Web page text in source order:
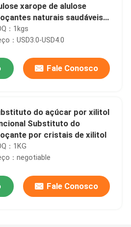
xarope de alulose
naturais saudáveis
efeito sobre o açúcar
sangue
：1kgs
：USD3.0-USD4.0
Fale Conosco
do açúcar por xilitol
Substituto do
por cristais de xilitol
：1KG
：negotiable
Fale Conosco